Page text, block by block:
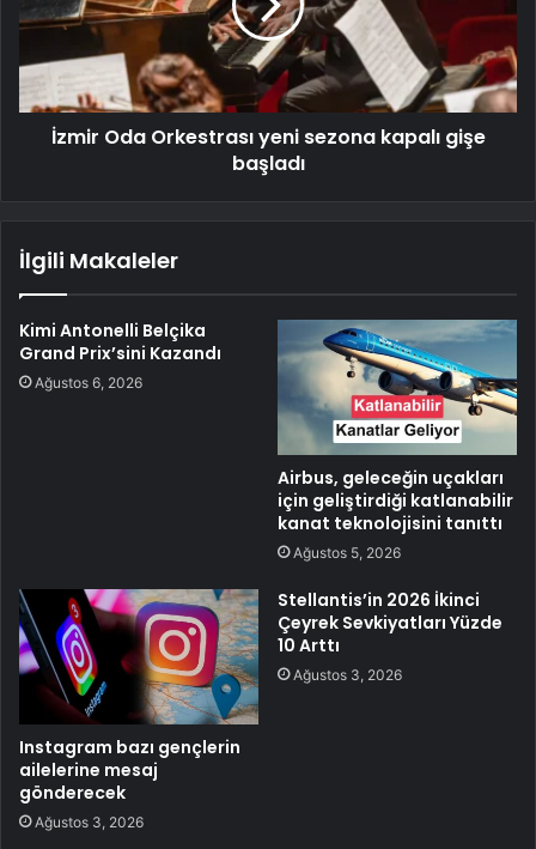
İzmir Oda Orkestrası yeni sezona kapalı gişe
başladı
İlgili Makaleler
Kimi Antonelli Belçika
Grand Prix’sini Kazandı
Ağustos 6, 2026
Airbus, geleceğin uçakları
için geliştirdiği katlanabilir
kanat teknolojisini tanıttı
Ağustos 5, 2026
Instagram bazı gençlerin
ailelerine mesaj
gönderecek
Ağustos 3, 2026
Stellantis’in 2026 İkinci
Çeyrek Sevkiyatları Yüzde
10 Arttı
Ağustos 3, 2026